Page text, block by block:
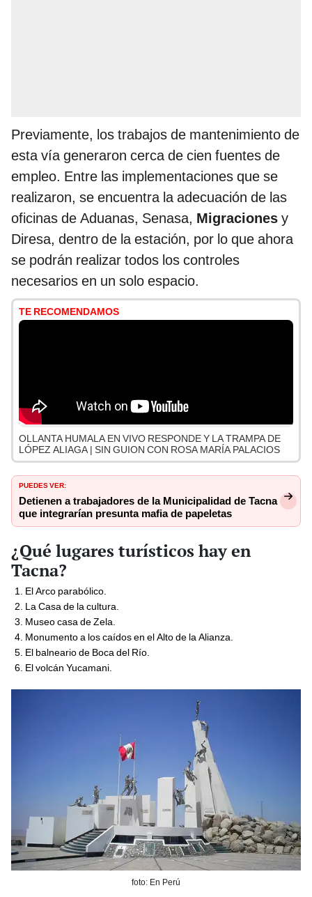
Previamente, los trabajos de mantenimiento de
esta vía generaron cerca de cien fuentes de
empleo. Entre las implementaciones que se
realizaron, se encuentra la adecuación de las
oficinas de Aduanas, Senasa, Migraciones y
Diresa, dentro de la estación, por lo que ahora
se podrán realizar todos los controles
necesarios en un solo espacio.
TE RECOMENDAMOS
OLLANTA HUMALA EN VIVO RESPONDE Y LA TRAMPA DE
LÓPEZ ALIAGA | SIN GUION CON ROSA MARÍA PALACIOS
PUEDES VER:
Detienen a trabajadores de la Municipalidad de Tacna
que integrarían presunta mafia de papeletas
¿Qué lugares turísticos hay en
Tacna?
El Arco parabólico.
La Casa de la cultura.
Museo casa de Zela.
Monumento a los caídos en el Alto de la Alianza.
El balneario de Boca del Río.
El volcán Yucamani.
foto: En Perú